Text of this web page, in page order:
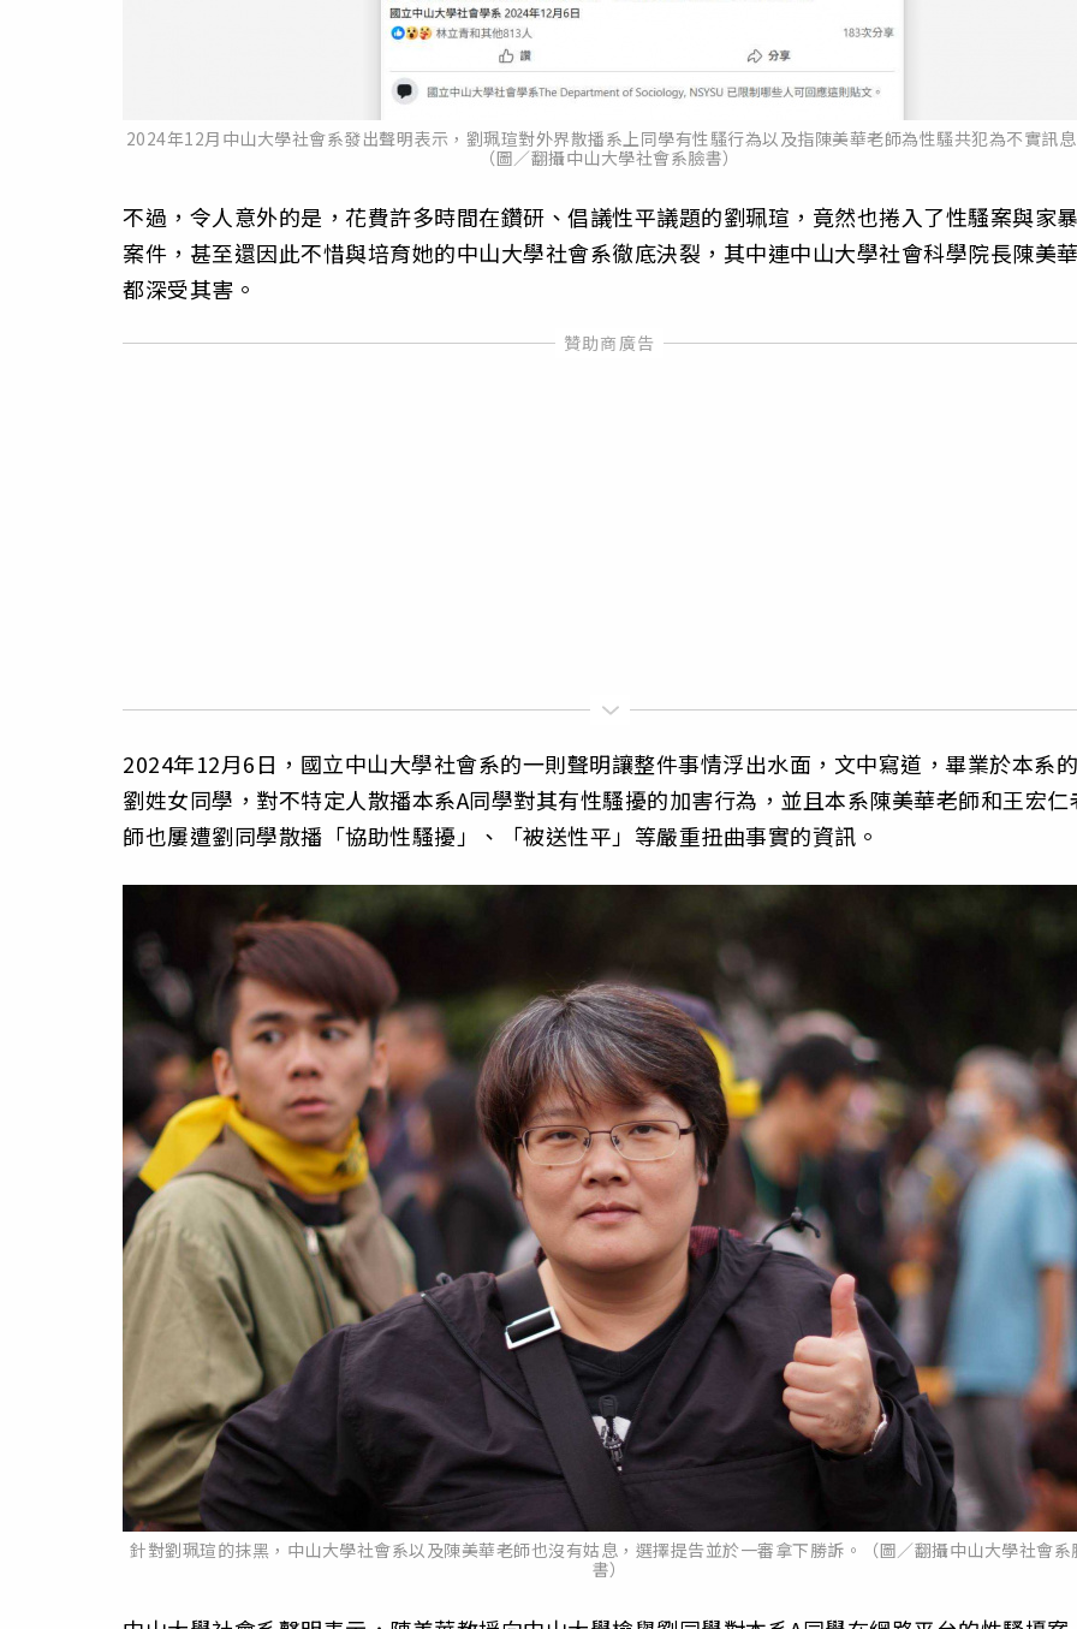
2024年12月中山大學社會系發出聲明表示，劉珮瑄對外界散播系上同學有性騷行為以及指陳美華老師為性騷共犯為不實訊
（圖／翻攝中山大學社會系臉書）
不過，令人意外的是，花費許多時間在鑽研、倡議性平議題的劉珮瑄，竟然也捲入了性騷案與家
案件，甚至還因此不惜與培育她的中山大學社會系徹底決裂，其中連中山大學社會科學院長陳美
都深受其害。
2024年12月6日，國立中山大學社會系的一則聲明讓整件事情浮出水面，文中寫道，畢業於本系的
劉姓女同學，對不特定人散播本系A同學對其有性騷擾的加害行為，並且本系陳美華老師和王宏仁
師也屢遭劉同學散播「協助性騷擾」、「被送性平」等嚴重扭曲事實的資訊。
針對劉珮瑄的抹黑，中山大學社會系以及陳美華老師也沒有姑息，選擇提告並於一審拿下勝訴。（圖／翻攝中山大學社會系
書）